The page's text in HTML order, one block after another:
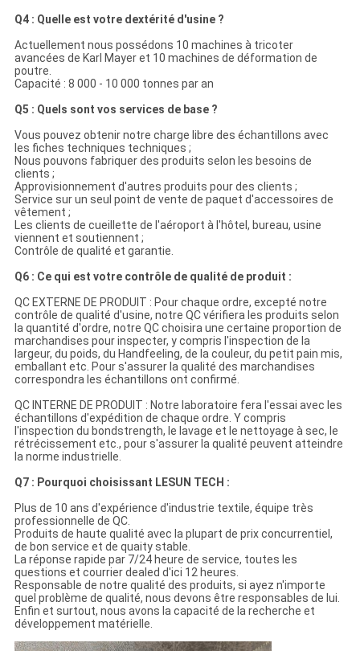
Q4 : Quelle est votre dextérité d'usine ?
Actuellement nous possédons 10 machines à tricoter
avancées de Karl Mayer et 10 machines de déformation de
poutre.
Capacité : 8 000 - 10 000 tonnes par an
Q5 : Quels sont vos services de base ?
Vous pouvez obtenir notre charge libre des échantillons avec
les fiches techniques techniques ;
Nous pouvons fabriquer des produits selon les besoins de
clients ;
Approvisionnement d'autres produits pour des clients ;
Service sur un seul point de vente de paquet d'accessoires de
vêtement ;
Les clients de cueillette de l'aéroport à l'hôtel, bureau, usine
viennent et soutiennent ;
Contrôle de qualité et garantie.
Q6 : Ce qui est votre contrôle de qualité de produit :
QC EXTERNE DE PRODUIT : Pour chaque ordre, excepté notre
contrôle de qualité d'usine, notre QC vérifiera les produits selon
la quantité d'ordre, notre QC choisira une certaine proportion de
marchandises pour inspecter, y compris l'inspection de la
largeur, du poids, du Handfeeling, de la couleur, du petit pain mis,
emballant etc. Pour s'assurer la qualité des marchandises
correspondra les échantillons ont confirmé.
QC INTERNE DE PRODUIT : Notre laboratoire fera l'essai avec les
échantillons d'expédition de chaque ordre. Y compris
l'inspection du bondstrength, le lavage et le nettoyage à sec, le
rétrécissement etc., pour s'assurer la qualité peuvent atteindre
la norme industrielle.
Q7 : Pourquoi choisissant LESUN TECH :
Plus de 10 ans d'expérience d'industrie textile, équipe très
professionnelle de QC.
Produits de haute qualité avec la plupart de prix concurrentiel,
de bon service et de quaity stable.
La réponse rapide par 7/24 heure de service, toutes les
questions et courrier dealed d'ici 12 heures.
Responsable de notre qualité des produits, si ayez n'importe
quel problème de qualité, nous devons être responsables de lui.
Enfin et surtout, nous avons la capacité de la recherche et
développement matérielle.